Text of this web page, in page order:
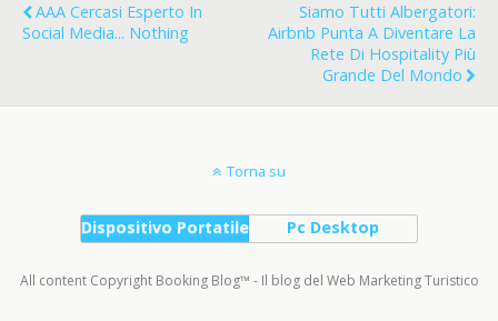
AAA Cercasi Esperto In
Social Media... Nothing
Siamo Tutti Albergatori:
Airbnb Punta A Diventare La
Rete Di Hospitality Più
Grande Del Mondo
Torna su
Dispositivo Portatile Pc Desktop
All content Copyright Booking Blog™ - Il blog del Web Marketing Turistico